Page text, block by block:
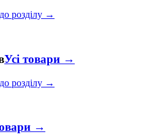
розділу →
Усі товари →
розділу →
→